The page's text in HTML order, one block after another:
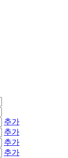
추가
추가
추가
추가